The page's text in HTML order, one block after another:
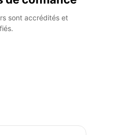
sont accrédités et